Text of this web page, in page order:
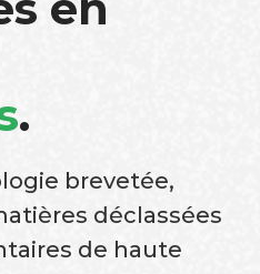
.
brevetée,
déclassées
de haute